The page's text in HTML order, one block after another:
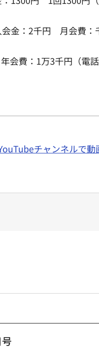
：2千円 月会費：
費：1万3千円（電話
チャンネルで